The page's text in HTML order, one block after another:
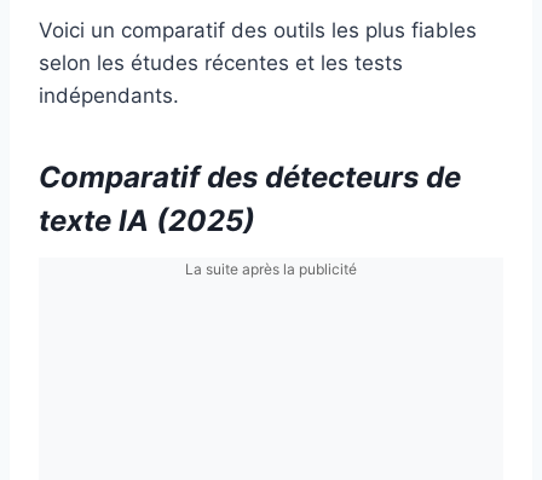
Voici un comparatif des outils les plus fiables
selon les études récentes et les tests
indépendants.
Comparatif des détecteurs de
texte IA (2025)
La suite après la publicité